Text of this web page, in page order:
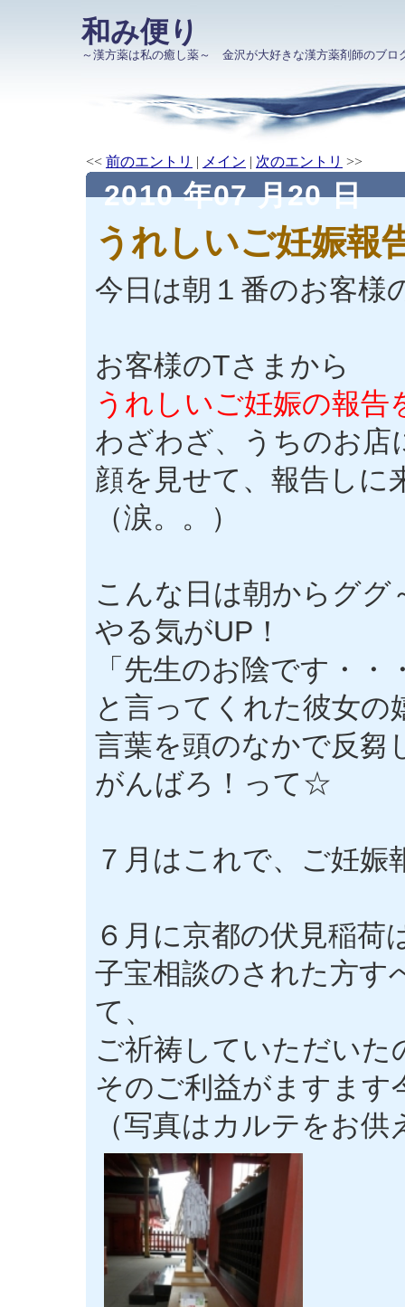
和み便り
～漢方薬は私の癒し薬～ 金沢が大好きな漢方薬剤師のブ
<< 前のエントリ | メイン | 次のエントリ >>
2010 年07 月20 日
うれしいご妊娠報
今日は朝１番のお客様
お客様のTさまから
うれしいご妊娠の報告
わざわざ、うちのお店
顔を見せて、報告しに
（涙。。）
こんな日は朝からググ
やる気がUP！
「先生のお陰です・・
と言ってくれた彼女の
言葉を頭のなかで反芻
がんばろ！って☆
７月はこれで、ご妊娠
６月に京都の伏見稲荷
子宝相談のされた方す
て、
ご祈祷していただいた
そのご利益がますま
（写真はカルテをお